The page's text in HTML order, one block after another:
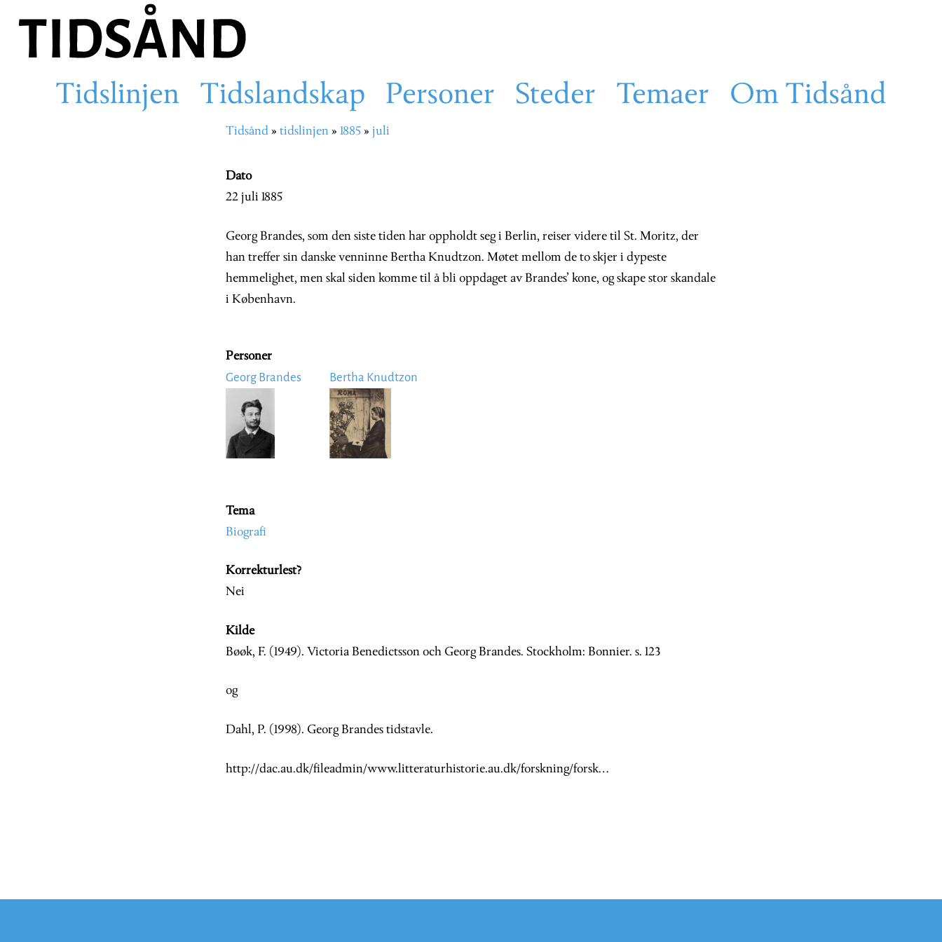
hovedinnhold
Main
Tidslinjen Tidslandskap Personer Steder Temaer Om Tidsånd
Navigasjonssti
Tidsånd tidslinjen 1885 juli
Dato
22 juli 1885
Georg Brandes, som den siste tiden har oppholdt seg i Berlin, reiser videre til St. Moritz, der
han treffer sin danske venninne Bertha Knudtzon. Møtet mellom de to skjer i dypeste
hemmelighet, men skal siden komme til å bli oppdaget av Brandes’ kone, og skape stor skandale
i København.
Personer
Georg Brandes
Image
Bertha Knudtzon
Image
Tema
Biografi
Korrekturlest?
Nei
Kilde
Bøøk, F. (1949). Victoria Benedictsson och Georg Brandes. Stockholm: Bonnier. s. 123
og
Dahl, P. (1998). Georg Brandes tidstavle.
http://dac.au.dk/fileadmin/www.litteraturhistorie.au.dk/forskning/forsk…